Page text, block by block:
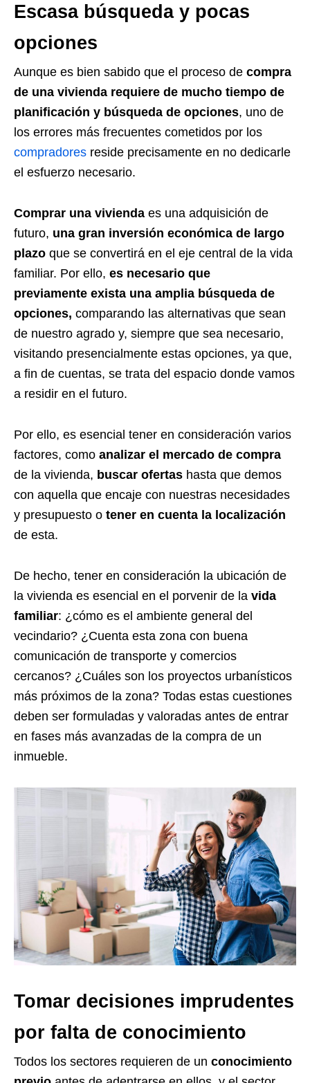
Escasa búsqueda y pocas
opciones
Aunque es bien sabido que el proceso de compra
de una vivienda requiere de mucho tiempo de
planificación y búsqueda de opciones, uno de
los errores más frecuentes cometidos por los
compradores reside precisamente en no dedicarle
el esfuerzo necesario.
Comprar una vivienda es una adquisición de
futuro, una gran inversión económica de largo
plazo que se convertirá en el eje central de la vida
familiar. Por ello, es necesario que
previamente exista una amplia búsqueda de
opciones, comparando las alternativas que sean
de nuestro agrado y, siempre que sea necesario,
visitando presencialmente estas opciones, ya que,
a fin de cuentas, se trata del espacio donde vamos
a residir en el futuro.
Por ello, es esencial tener en consideración varios
factores, como analizar el mercado de compra
de la vivienda, buscar ofertas hasta que demos
con aquella que encaje con nuestras necesidades
y presupuesto o tener en cuenta la localización
de esta.
De hecho, tener en consideración la ubicación de
la vivienda es esencial en el porvenir de la vida
familiar: ¿cómo es el ambiente general del
vecindario? ¿Cuenta esta zona con buena
comunicación de transporte y comercios
cercanos? ¿Cuáles son los proyectos urbanísticos
más próximos de la zona? Todas estas cuestiones
deben ser formuladas y valoradas antes de entrar
en fases más avanzadas de la compra de un
inmueble.
Tomar decisiones imprudentes
por falta de conocimiento
Todos los sectores requieren de un conocimiento